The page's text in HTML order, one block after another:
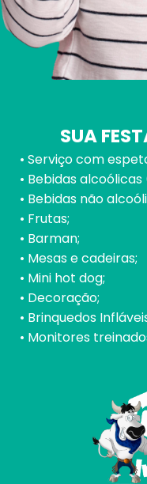
SUA
• Serviço com
• Bebidas
• Bebidas não
• Frutas;
• Barman;
• Mesas e cadeiras;
• Mini hot dog;
• Decoração;
• Brinquedos
• Monitores